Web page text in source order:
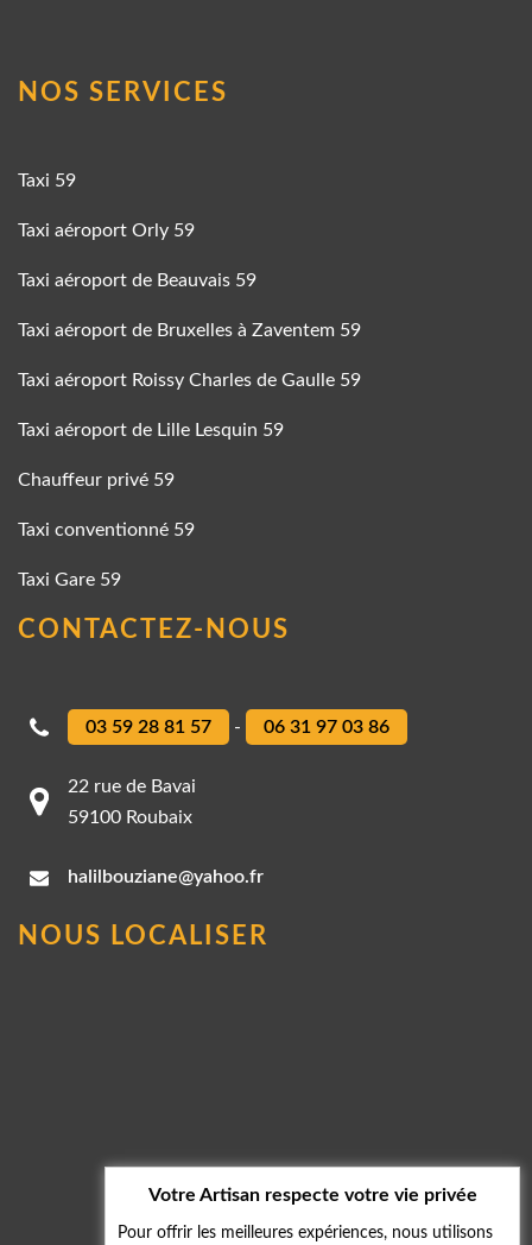
NOS SERVICES
Taxi 59
Taxi aéroport Orly 59
Taxi aéroport de Beauvais 59
Taxi aéroport de Bruxelles à Zaventem 59
Taxi aéroport Roissy Charles de Gaulle 59
Taxi aéroport de Lille Lesquin 59
Chauffeur privé 59
Taxi conventionné 59
Taxi Gare 59
CONTACTEZ-NOUS
03 59 28 81 57 - 06 31 97 03 86
22 rue de Bavai
59100 Roubaix
halilbouziane@yahoo.fr
NOUS LOCALISER
Votre Artisan respecte votre vie privée
Pour offrir les meilleures expériences, nous utilisons